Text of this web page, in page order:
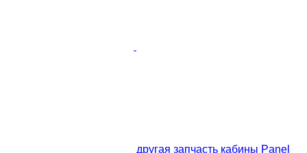
другая запчасть кабины Panel